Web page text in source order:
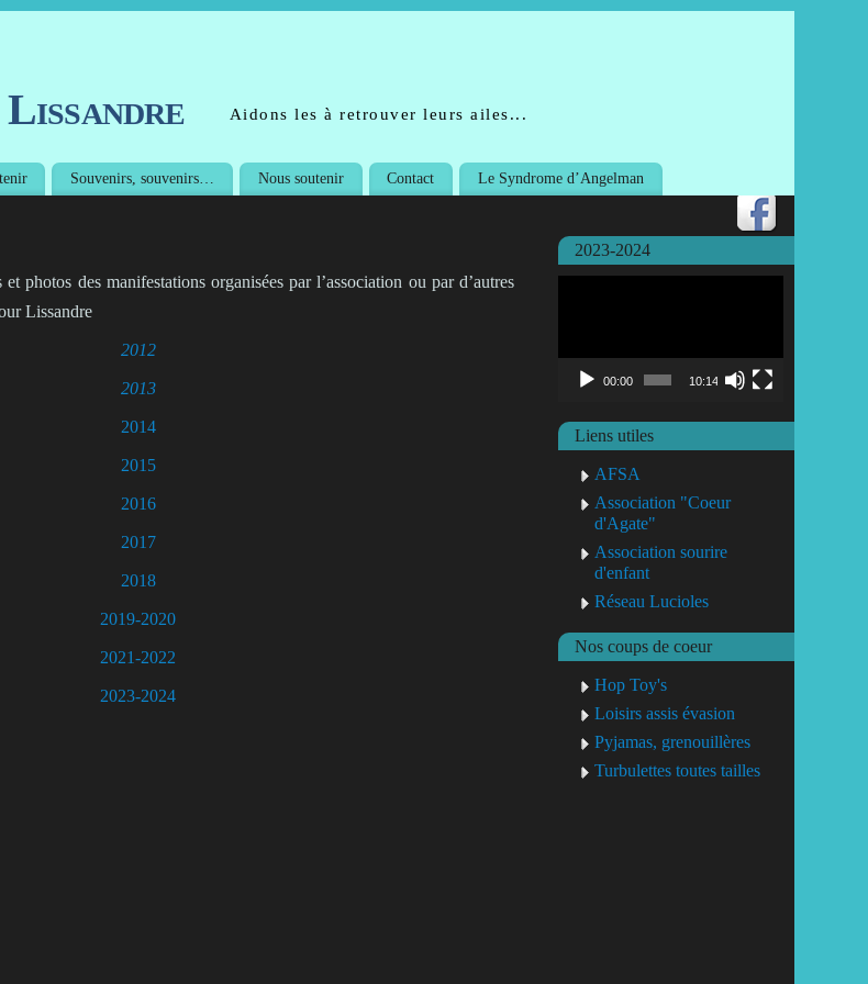
Aidons les à retrouver leurs ailes...
Souvenirs, souvenirs… Nous soutenir Contact Le Syndrome d’Angelman
photos des manifestations organisées par l’association ou par d’autres
Lissandre
2012
2013
2014
2015
2016
2017
2018
2019-2020
2021-2022
2023-2024
2023-2024
00:00 10:14
Liens utiles
AFSA
Association "Coeur
d'Agate"
Association sourire
d'enfant
Réseau Lucioles
Nos coups de coeur
Hop Toy's
Loisirs assis évasion
Pyjamas, grenouillères
Turbulettes toutes tailles